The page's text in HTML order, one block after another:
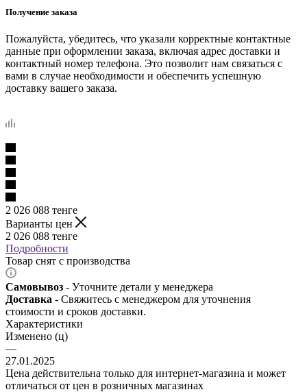
Получение заказа
Пожалуйста, убедитесь, что указали корректные контактные
данные при оформлении заказа, включая адрес доставки и
контактный номер телефона. Это позволит нам связаться с
вами в случае необходимости и обеспечить успешную
доставку вашего заказа.
2 026 088 тенге
Варианты цен
2 026 088 тенге
Подробности
Товар снят с производства
Самовывоз - Уточните детали у менеджера
Доставка - Свяжитесь с менеджером для уточнения
стоимости и сроков доставки.
Характеристики
Изменено (ц)
—
27.01.2025
Цена действительна только для интернет-магазина и может
отличаться от цен в розничных магазинах